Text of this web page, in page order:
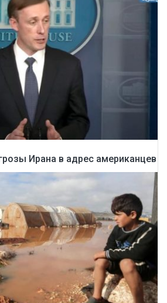
Ирана в адрес американцев